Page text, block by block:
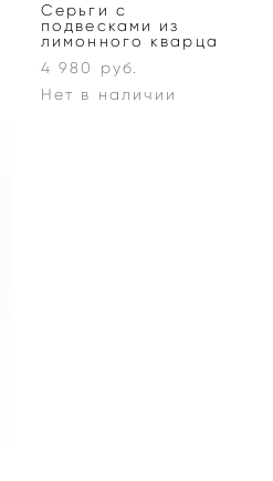
Серьги с
подвесками из
лимонного кварца
4 980 pуб.
Нет в наличии